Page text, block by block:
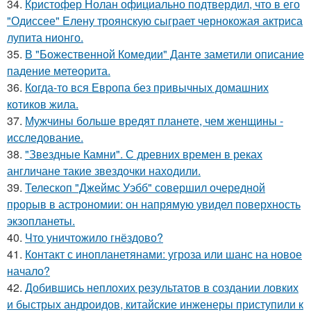
34. Кристофер Нолан официально подтвердил, что в его
"Одиссее" Елену троянскую сыграет чернокожая актриса
лупита нионго.
35. В "Божественной Комедии" Данте заметили описание
падение метеорита.
36. Когда-то вся Европа без привычных домашних
котиков жила.
37. Мужчины больше вредят планете, чем женщины -
исследование.
38. "Звездные Камни". С древних времен в реках
англичане такие звездочки находили.
39. Телескоп "Джеймс Уэбб" совершил очередной
прорыв в астрономии: он напрямую увидел поверхность
экзопланеты.
40. Что уничтожило гнёздово?
41. Контакт с инопланетянами: угроза или шанс на новое
начало?
42. Добившись неплохих результатов в создании ловких
и быстрых андроидов, китайские инженеры приступили к